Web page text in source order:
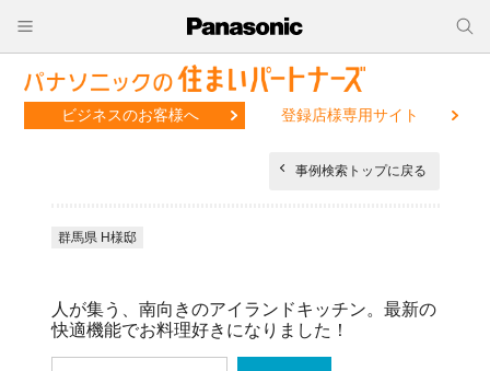
ビジネスのお客様へ 登録店様専用サイト
事例検索トップに戻る
群馬県 H様邸
人が集う、南向きのアイランドキッチン。最新の
快適機能でお料理好きになりました！